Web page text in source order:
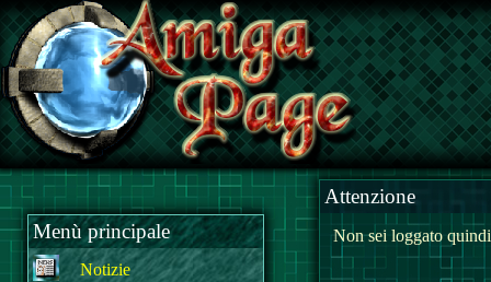
Menù principale
Notizie
Attenzione
Non sei loggato